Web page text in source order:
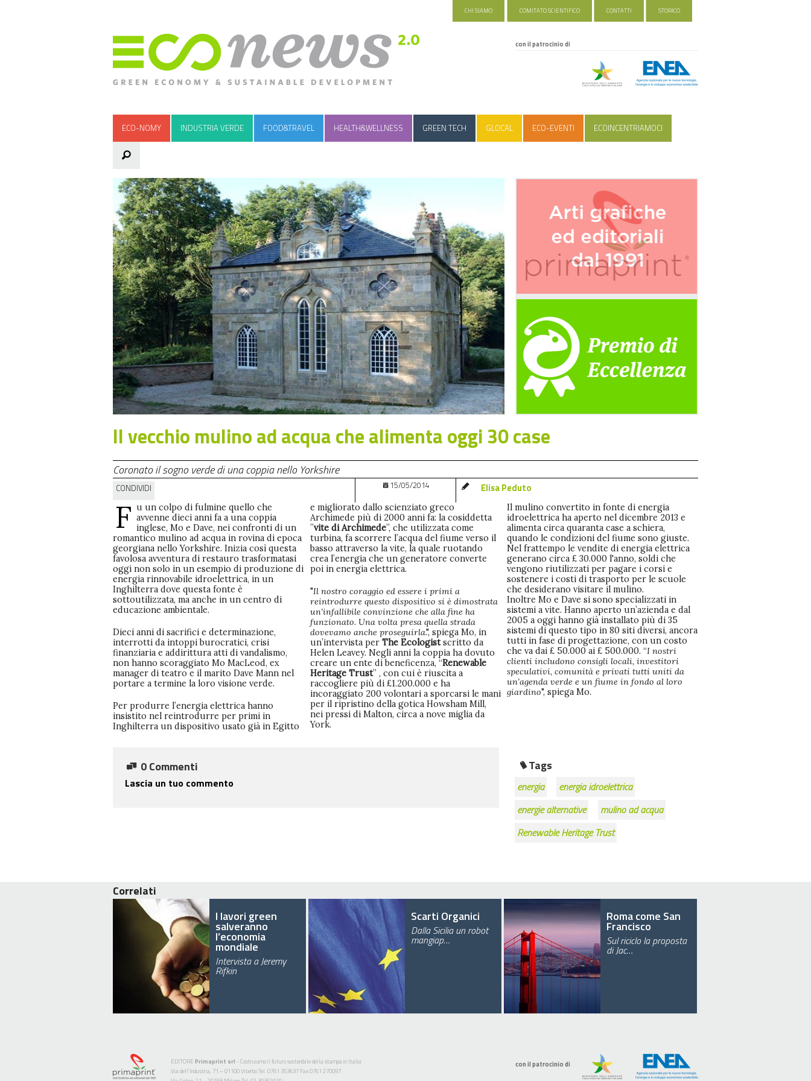
CHI SIAMO COMITATO SCIENTIFICO CONTATTI STORICO
con il patrocinio di
ECO-NOMY INDUSTRIA VERDE FOOD&TRAVEL HEALTH&WELLNESS GREEN TECH GLOCAL ECO-EVENTI ECOINCENTRIAMOCI
Il vecchio mulino ad acqua che alimenta oggi 30 case
Coronato il sogno verde di una coppia nello Yorkshire
CONDIVIDI 15/05/2014 Elisa Peduto
F u un colpo di fulmine quello che
avvenne dieci anni fa a una coppia
inglese, Mo e Dave, nei confronti di un
romantico mulino ad acqua in rovina di epoca
georgiana nello Yorkshire. Inizia così questa
favolosa avventura di restauro trasformatasi
oggi non solo in un esempio di produzione di
energia rinnovabile idroelettrica, in un
Inghilterra dove questa fonte è
sottoutilizzata, ma anche in un centro di
educazione ambientale.
Dieci anni di sacrifici e determinazione,
interrotti da intoppi burocratici, crisi
finanziaria e addirittura atti di vandalismo,
non hanno scoraggiato Mo MacLeod, ex
manager di teatro e il marito Dave Mann nel
portare a termine la loro visione verde.
Per produrre l’energia elettrica hanno
insistito nel reintrodurre per primi in
Inghilterra un dispositivo usato già in Egitto
e migliorato dallo scienziato greco
Archimede più di 2000 anni fa: la cosiddetta
”vite di Archimede”, che utilizzata come
turbina, fa scorrere l’acqua del fiume verso il
basso attraverso la vite, la quale ruotando
crea l’energia che un generatore converte
poi in energia elettrica.
"Il nostro coraggio ed essere i primi a
reintrodurre questo dispositivo si è dimostrata
un’infallibile convinzione che alla fine ha
funzionato. Una volta presa quella strada
dovevamo anche proseguirla.", spiega Mo, in
un’intervista per The Ecologistscritto da
Helen Leavey. Negli anni la coppia ha dovuto
creare un ente di beneficenza, “Renewable
Heritage Trust” , con cui è riuscita a
raccogliere più di £1.200.000 e ha
incoraggiato 200 volontari a sporcarsi le mani
per il ripristino della gotica Howsham Mill,
nei pressi di Malton, circa a nove miglia da
York.
Il mulino convertito in fonte di energia
idroelettrica ha aperto nel dicembre 2013 e
alimenta circa quaranta case a schiera,
quando le condizioni del fiume sono giuste.
Nel frattempo le vendite di energia elettrica
generano circa £ 30.000 l'anno, soldi che
vengono riutilizzati per pagare i corsi e
sostenere i costi di trasporto per le scuole
che desiderano visitare il mulino.
Inoltre Mo e Dave si sono specializzati in
sistemi a vite. Hanno aperto un’azienda e dal
2005 a oggi hanno già installato più di 35
sistemi di questo tipo in 80 siti diversi, ancora
tutti in fase di progettazione, con un costo
che va dai £ 50.000 ai £ 500.000. “I nostri
clienti includono consigli locali, investitori
speculativi, comunità e privati tutti uniti da
un’agenda verde e un fiume in fondo al loro
giardino", spiega Mo.
0 Commenti
Lascia un tuo commento
Tags
energia
energia idroelettrica
energie alternative
mulino ad acqua
Renewable Heritage Trust
Correlati
I lavori green
salveranno
l’economia
mondiale
Intervista a Jeremy
Rifkin
Scarti Organici
Dalla Sicilia un robot
mangiap…
Roma come San
Francisco
Sul riciclo la proposta
di Jac…
EDITORE Primaprint srl - Costruiamo il futuro sostenibile della stampa in Italia
Via dell’Industria, 71 – 01100 Viterbo Tel. 0761 353637 Fax 0761 270097
con il patrocinio di